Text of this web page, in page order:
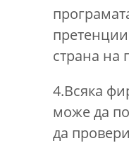
страна на
4.Всяка
може да
да